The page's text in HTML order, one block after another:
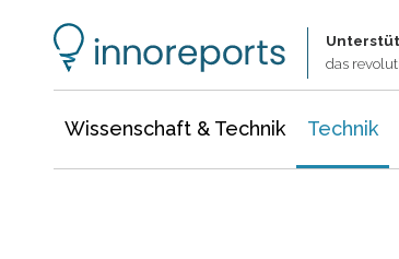
das
Wissenschaft & Technik Technik